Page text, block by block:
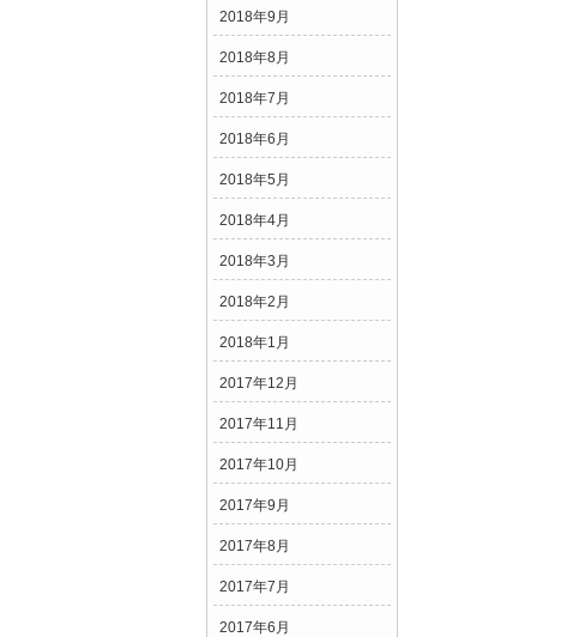
2018年9月
2018年8月
2018年7月
2018年6月
2018年5月
2018年4月
2018年3月
2018年2月
2018年1月
2017年12月
2017年11月
2017年10月
2017年9月
2017年8月
2017年7月
2017年6月